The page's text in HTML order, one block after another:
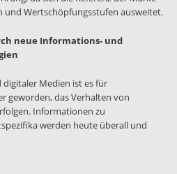
und Wertschöpfungsstufen ausweitet.
neue Informations‐und
Medien ist es für
geworden, das Verhalten von
Informationen zu
werden heute überall und